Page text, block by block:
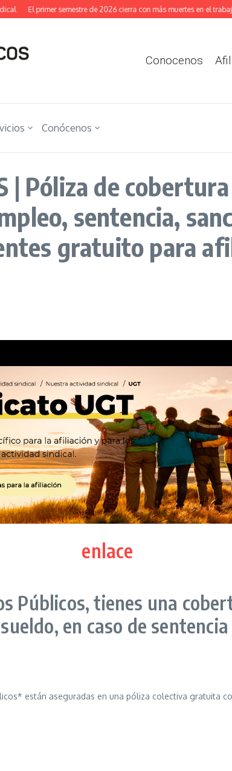
El primer semestre de 2026 cierra con más muertes en el trabajo y
Conocenos
Conócenos
| Póliza de
sentencia,
gratuito para
enlace
Públicos, tienes una
en caso de
están aseguradas en una póliza colectiva gratuita